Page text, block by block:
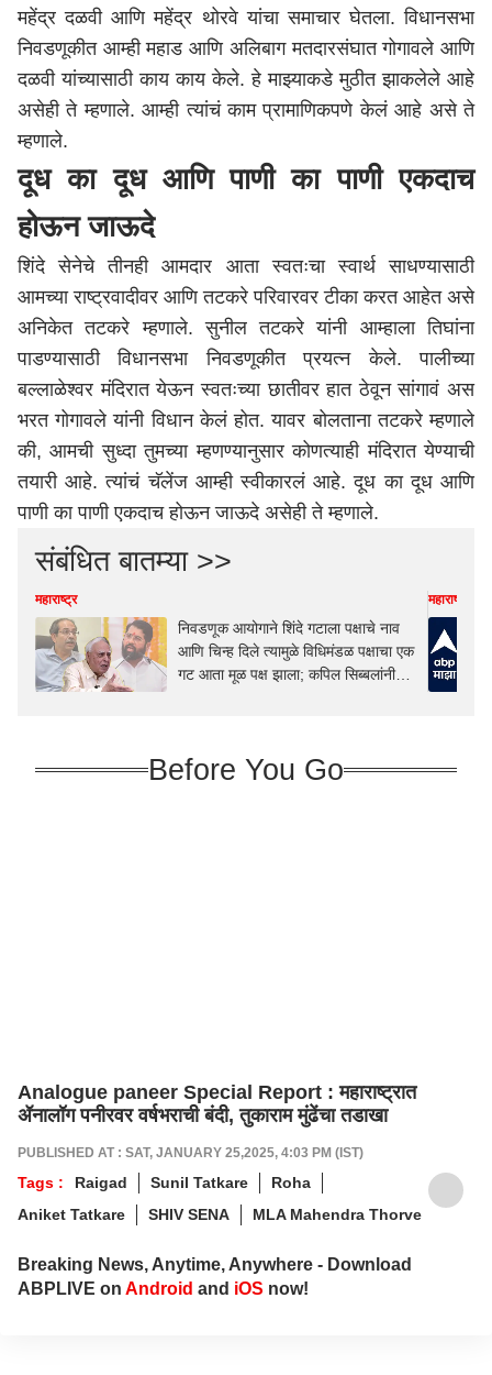
महेंद्र दळवी आणि महेंद्र थोरवे यांचा समाचार घेतला. विधानसभा
निवडणूकीत आम्ही महाड आणि अलिबाग मतदारसंघात गोगावले आणि
दळवी यांच्यासाठी काय काय केले. हे माझ्याकडे मुठीत झाकलेले आहे
असेही ते म्हणाले. आम्ही त्यांचं काम प्रामाणिकपणे केलं आहे असे ते
म्हणाले.
दूध का दूध आणि पाणी का पाणी एकदाच
होऊन जाऊदे
शिंदे सेनेचे तीनही आमदार आता स्वतःचा स्वार्थ साधण्यासाठी
आमच्या राष्ट्रवादीवर आणि तटकरे परिवारवर टीका करत आहेत असे
अनिकेत तटकरे म्हणाले. सुनील तटकरे यांनी आम्हाला तिघांना
पाडण्यासाठी विधानसभा निवडणूकीत प्रयत्न केले. पालीच्या
बल्लाळेश्वर मंदिरात येऊन स्वतःच्या छातीवर हात ठेवून सांगावं अस
भरत गोगावले यांनी विधान केलं होत. यावर बोलताना तटकरे म्हणाले
की, आमची सुध्दा तुमच्या म्हणण्यानुसार कोणत्याही मंदिरात येण्याची
तयारी आहे. त्यांचं चॅलेंज आम्ही स्वीकारलं आहे. दूध का दूध आणि
पाणी का पाणी एकदाच होऊन जाऊदे असेही ते म्हणाले.
संबंधित बातम्या >>
महाराष्ट्र
निवडणूक आयोगाने शिंदे गटाला पक्षाचे नाव
आणि चिन्ह दिले त्यामुळे विधिमंडळ पक्षाचा एक
गट आता मूळ पक्ष झाला; कपिल सिब्बलांनी
महाराष्ट्र
Before You Go
Analogue paneer Special Report : महाराष्ट्रात
ॲनालॉग पनीरवर वर्षभराची बंदी, तुकाराम मुंढेंचा तडाखा
PUBLISHED AT : SAT, JANUARY 25,2025, 4:03 PM (IST)
Tags : Raigad Sunil Tatkare
Roha
Aniket Tatkare
SHIV SENA MLA Mahendra Thorve
Breaking News, Anytime, Anywhere - Download
ABPLIVE on Android and iOS now!